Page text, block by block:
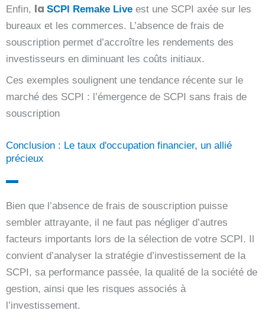
Enfin, la SCPI Remake Live est une SCPI axée sur les
bureaux et les commerces. L’absence de frais de
souscription permet d’accroître les rendements des
investisseurs en diminuant les coûts initiaux.
Ces exemples soulignent une tendance récente sur le
marché des SCPI : l’émergence de SCPI sans frais de
souscription
Conclusion : Le taux d'occupation financier, un allié
précieux
Bien que l’absence de frais de souscription puisse
sembler attrayante, il ne faut pas négliger d’autres
facteurs importants lors de la sélection de votre SCPI. Il
convient d’analyser la stratégie d’investissement de la
SCPI, sa performance passée, la qualité de la société de
gestion, ainsi que les risques associés à
l’investissement.